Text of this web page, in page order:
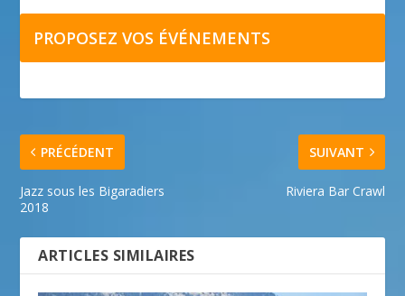
PROPOSEZ VOS ÉVÉNEMENTS
PRÉCÉDENT
Jazz sous les Bigaradiers
2018
SUIVANT
Riviera Bar Crawl
ARTICLES SIMILAIRES